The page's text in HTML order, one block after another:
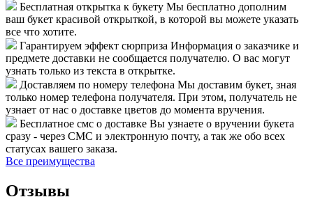
Бесплатная открытка к букету Мы бесплатно дополним
ваш букет красивой открыткой, в которой вы можете указать
все что хотите.
Гарантируем эффект сюрприза Информация о заказчике и
предмете доставки не сообщается получателю. О вас могут
узнать только из текста в открытке.
Доставляем по номеру телефона Мы доставим букет, зная
только номер телефона получателя. При этом, получатель не
узнает от нас о доставке цветов до момента вручения.
Бесплатное смс о доставке Вы узнаете о вручении букета
сразу - через СМС и электронную почту, а так же обо всех
статусах вашего заказа.
Все преимущества
Отзывы